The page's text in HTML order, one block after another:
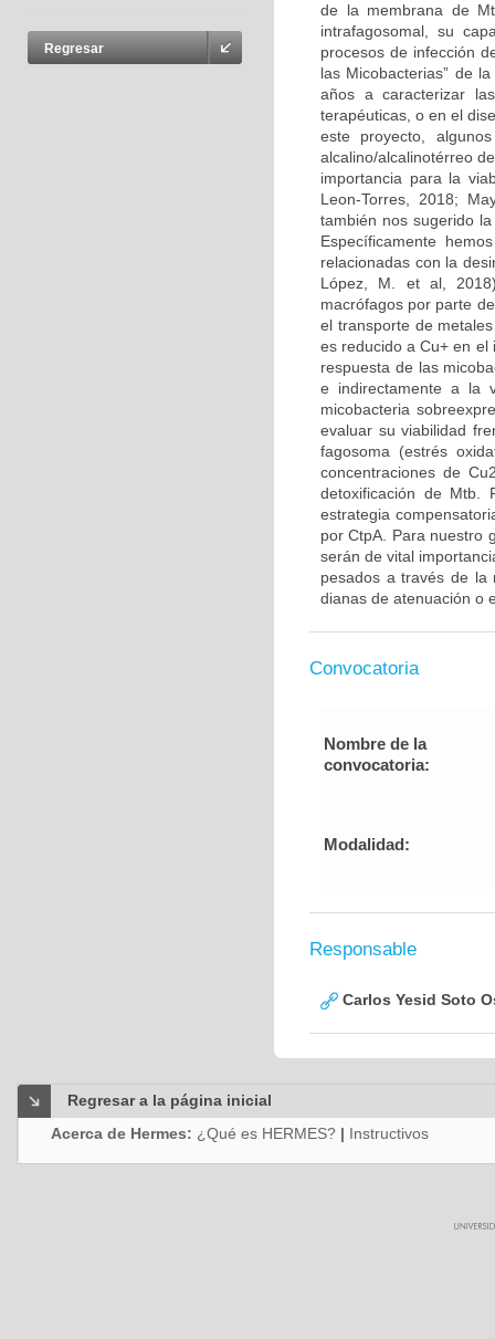
Regresar
de la membrana de
intrafagosomal, su
procesos de infección
las Micobacterias” de
años a caracterizar
terapéuticas, o en el
este proyecto,
alcalino/alcalinotérreo
importancia para la
Leon-Torres, 2018;
también nos sugerido
Específicamente
relacionadas con la
López, M. et al,
macrófagos por parte
el transporte de
es reducido a Cu+ en el
respuesta de las
e indirectamente a la
micobacteria
evaluar su viabilidad
fagosoma (estrés
concentraciones de
detoxificación de Mtb.
estrategia
por CtpA. Para nuestro
serán de vital
pesados a través de la
dianas de atenuación o
Convocatoria
Nombre de la
convocatoria:
Modalidad:
Responsable
Carlos Yesid Soto
Regresar a la página inicial
Acerca de Hermes: ¿Qué es HERMES? | Instructivos